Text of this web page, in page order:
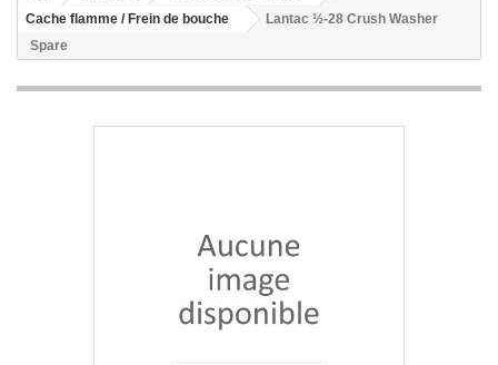
Cache flamme / Frein de bouche
Lantac ½-28 Crush Washer
Spare